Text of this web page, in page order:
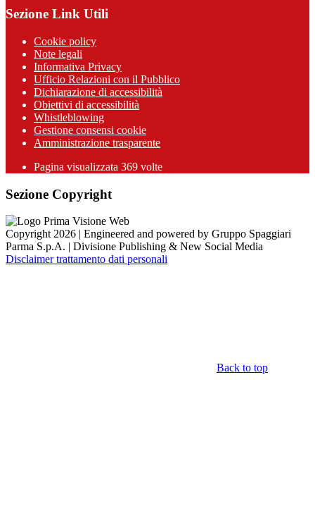
Sezione Link Utili
Cookie policy
Note legali
Informativa Privacy
Ufficio Relazioni con il Pubblico
Dichiarazione di accessibilità
Obiettivi di accessibilità
Whistleblowing
Gestione consensi cookie
Amministrazione trasparente
Pagina visualizzata 369 volte
Sezione Copyright
Copyright 2026 | Engineered and powered by Gruppo Spaggiari
Parma S.p.A. | Divisione Publishing & New Social Media
Disclaimer trattamento dati personali
Back to top